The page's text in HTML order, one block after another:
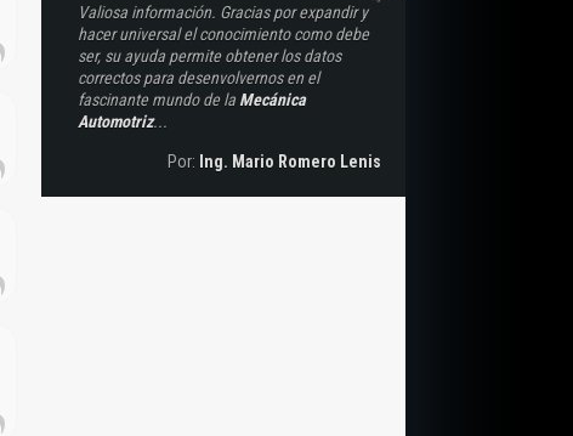
Valiosa información. Gracias por expandir y
hacer universal el conocimiento como debe
ser, su ayuda permite obtener los datos
correctos para desenvolvernos en el
fascinante mundo de la Mecánica
Automotriz...
Por: Ing. Mario Romero Lenis